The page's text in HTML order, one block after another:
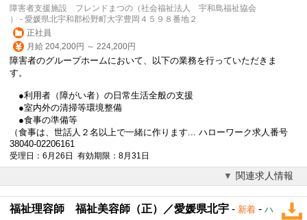
障害者支援施設 フレンドまつの（社会福祉法人 宇和島福祉協会
） - 愛媛県北宇和郡松野町大字豊岡４５９８番地２
正社員
月給 204,200円 ～ 224,200円
障害者のグループホームにおいて、以下の業務を行っていただきま
す。
●利用者（障がい者）の日常生活全般の支援
●室内外の清掃等環境整備
●食事の準備等
（食事は、世話人２名以上で一緒に作ります... ハローワーク求人番号
38040-02206161
受理日：6月26日 有効期限：8月31日
関連求人情報
福祉理容師 福祉美容師（正）／愛媛県北宇 - 新着 - ハ